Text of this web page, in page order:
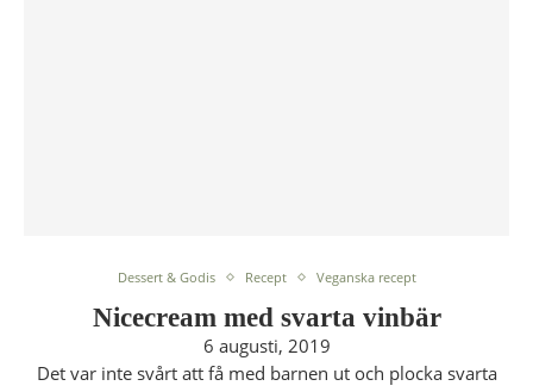
Dessert & Godis Recept Veganska recept
Nicecream med svarta vinbär
6 augusti, 2019
Det var inte svårt att få med barnen ut och plocka svarta